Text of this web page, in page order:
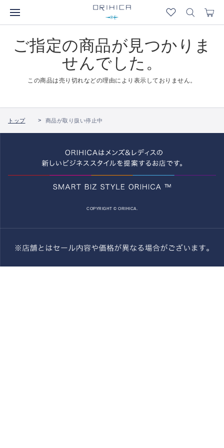
ご指定の商品が見つかりま
せんでした。
この商品は売り切れなどの理由により表示しておりません。
トップ 商品が取り扱い停止中
COPYRIGHT © ORIHICA.